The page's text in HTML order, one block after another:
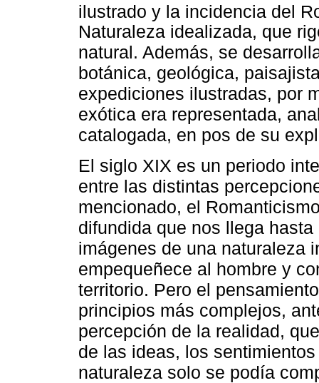
ilustrado y la incidencia del
Naturaleza idealizada, que
natural. Además, se
botánica, geológica,
expediciones ilustradas, por
exótica era representada,
catalogada, en pos de su
El siglo XIX es un periodo
entre las distintas
mencionado, el
difundida que nos llega
imágenes de una naturaleza
empequeñece al hombre y
territorio. Pero el
principios más complejos,
percepción de la realidad,
de las ideas, los
naturaleza solo se podía